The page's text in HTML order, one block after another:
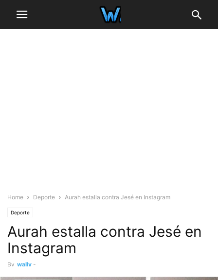
Home Deporte Aurah estalla contra Jesé en Instagram
Deporte
Aurah estalla contra Jesé en
Instagram
By wally -